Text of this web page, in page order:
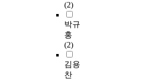
(2)
박규
홍
(2)
김용
찬